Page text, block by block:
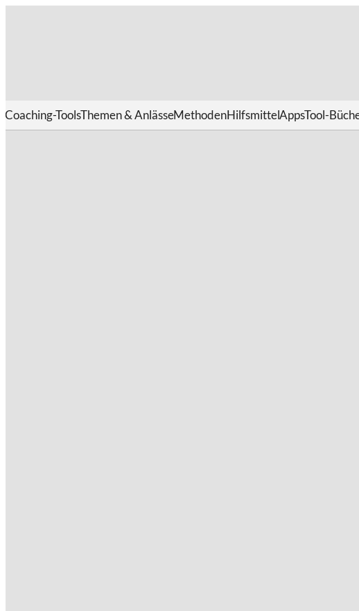
Coaching-ToolsThemen & AnlässeMethodenHilfsmittelAppsTool-